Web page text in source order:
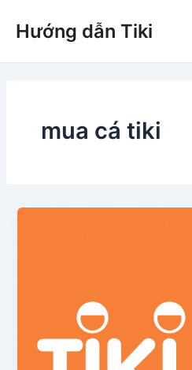
Hướng dẫn Tiki
mua cá tiki